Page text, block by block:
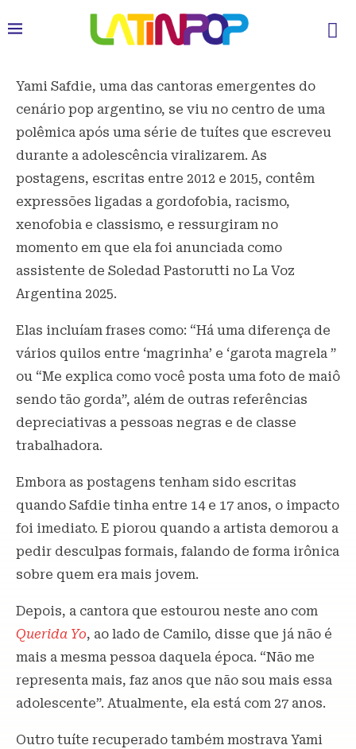
Yami Safdie, uma das cantoras emergentes do
cenário pop argentino, se viu no centro de uma
polêmica após uma série de tuítes que escreveu
durante a adolescência viralizarem. As
postagens, escritas entre 2012 e 2015, contêm
expressões ligadas a gordofobia, racismo,
xenofobia e classismo, e ressurgiram no
momento em que ela foi anunciada como
assistente de Soledad Pastorutti no La Voz
Argentina 2025.
Elas incluíam frases como: “Há uma diferença de
vários quilos entre ‘magrinha’ e ‘garota magrela ”
ou “Me explica como você posta uma foto de maiô
sendo tão gorda”, além de outras referências
depreciativas a pessoas negras e de classe
trabalhadora.
Embora as postagens tenham sido escritas
quando Safdie tinha entre 14 e 17 anos, o impacto
foi imediato. E piorou quando a artista demorou a
pedir desculpas formais, falando de forma irônica
sobre quem era mais jovem.
Depois, a cantora que estourou neste ano com
Querida Yo, ao lado de Camilo, disse que já não é
mais a mesma pessoa daquela época. “Não me
representa mais, faz anos que não sou mais essa
adolescente”. Atualmente, ela está com 27 anos.
Outro tuíte recuperado também mostrava Yami